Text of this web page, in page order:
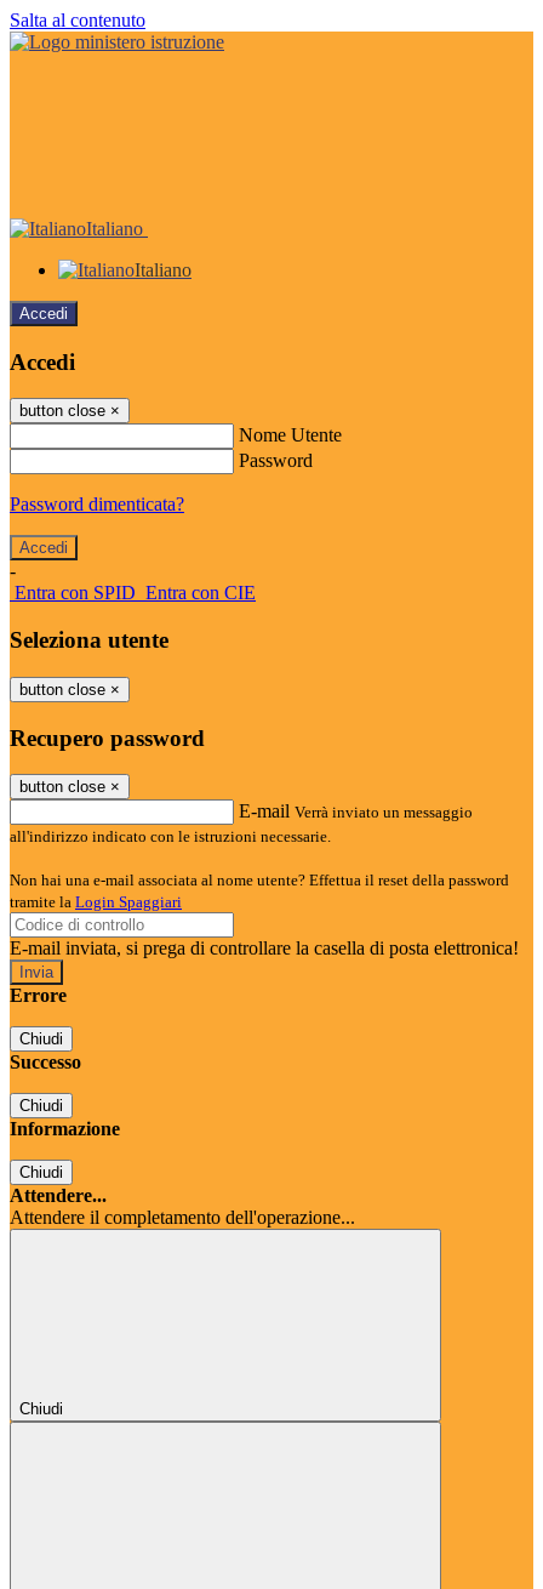
Salta al contenuto
Italiano
Italiano
Accedi
Accedi
button close ×
Nome Utente
Password
Password dimenticata?
-
Entra con SPID Entra con CIE
Seleziona utente
button close ×
Recupero password
button close ×
E-mail Verrà inviato un messaggio
all'indirizzo indicato con le istruzioni necessarie.
Non hai una e-mail associata al nome utente? Effettua il reset della password
tramite la Login Spaggiari
E-mail inviata, si prega di controllare la casella di posta elettronica!
Errore
Chiudi
Successo
Chiudi
Informazione
Chiudi
Attendere...
Attendere il completamento dell'operazione...
Chiudi